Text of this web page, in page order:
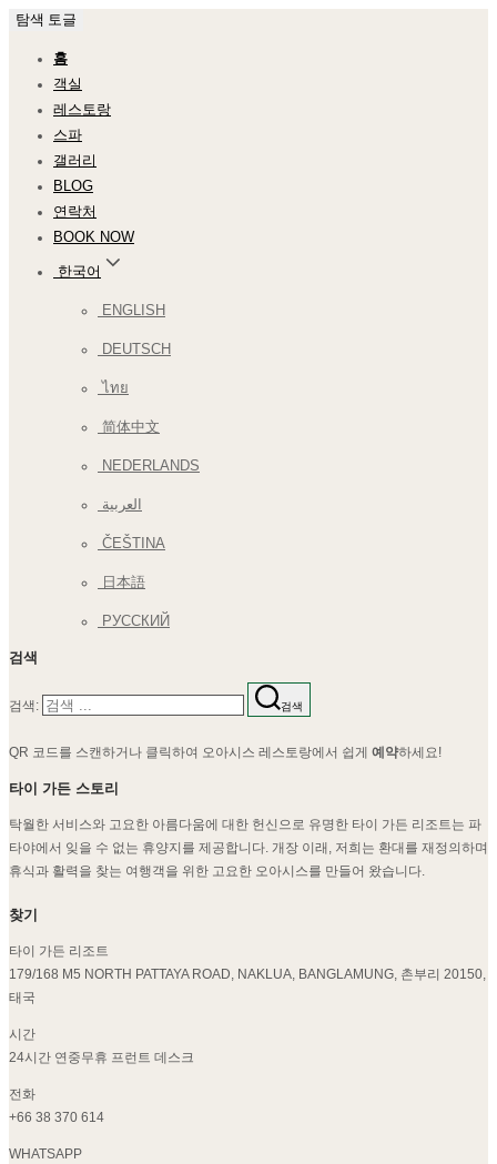
탐색 토글
홈
객실
레스토랑
스파
갤러리
BLOG
연락처
BOOK NOW
한국어
ENGLISH
DEUTSCH
ไทย
简体中文
NEDERLANDS
العربية
ČEŠTINA
日本語
РУССКИЙ
검색
검색: 검색
QR 코드를 스캔하거나 클릭하여 오아시스 레스토랑에서 쉽게 예약하세요!
타이 가든 스토리
탁월한 서비스와 고요한 아름다움에 대한 헌신으로 유명한 타이 가든 리조트는 파
타야에서 잊을 수 없는 휴양지를 제공합니다. 개장 이래, 저희는 환대를 재정의하며
휴식과 활력을 찾는 여행객을 위한 고요한 오아시스를 만들어 왔습니다.
찾기
타이 가든 리조트
179/168 M5 NORTH PATTAYA ROAD, NAKLUA, BANGLAMUNG, 촌부리 20150,
태국
시간
24시간 연중무휴 프런트 데스크
전화
+66 38 370 614
WHATSAPP